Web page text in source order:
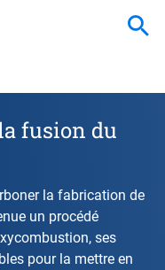
fusion du
la fabrication de
un procédé
ses
pour la mettre en